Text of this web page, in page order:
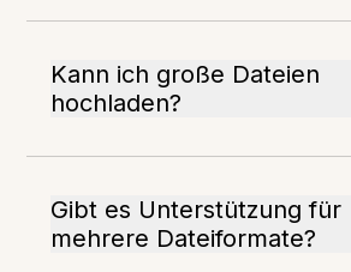
Kann ich große Dateien
hochladen?
Gibt es Unterstützung für
mehrere Dateiformate?